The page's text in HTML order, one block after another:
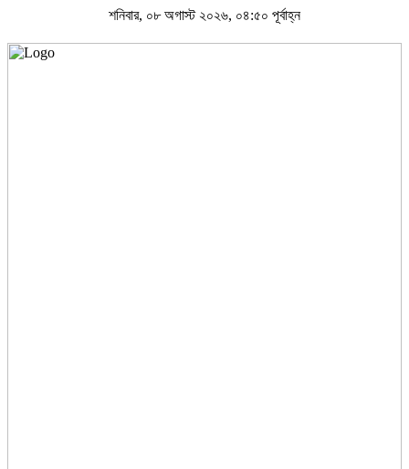
শনিবার, ০৮ অগাস্ট ২০২৬, ০৪:৫০ পূর্বাহ্ন